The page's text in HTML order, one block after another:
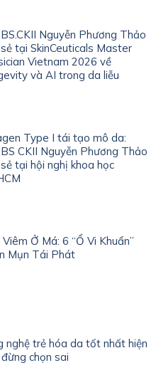
Nguyễn Phương Thảo
tại SkinCeuticals Master
Vietnam 2026 về
và AI trong da liễu
Type I tái tạo mô da:
CKII Nguyễn Phương Thảo
tại hội nghị khoa học
Ở Má: 6 “Ổ Vi Khuẩn”
Mụn Tái Phát
nghệ trẻ hóa da tốt nhất hiện
chọn sai